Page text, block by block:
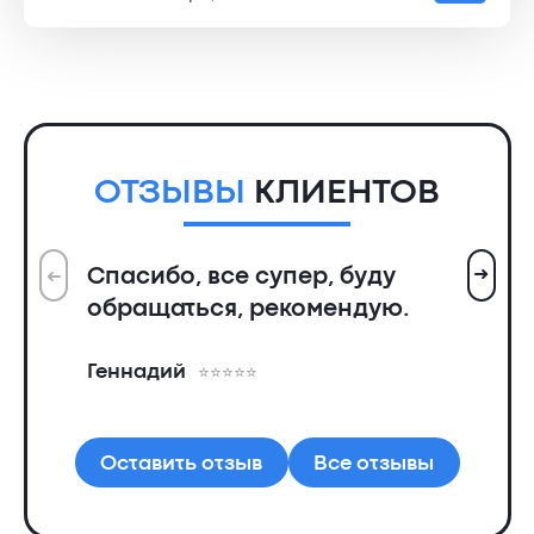
ОТЗЫВЫ КЛИЕНТОВ
Спасибо, все супер, буду
обращаться, рекомендую.
Геннадий
➜ ➜
Оставить отзыв Все отзывы